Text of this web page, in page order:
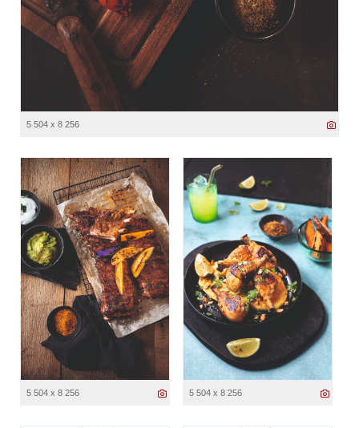
5 504 x 8 256
5 504 x 8 256 5 504 x 8 256